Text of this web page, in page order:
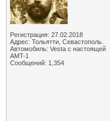
Регистрация: 27.02.2018
Адрес: Тольятти, Севастополь.
Автомобиль: Vesta с настоящей
AMT-1
Сообщений: 1,354